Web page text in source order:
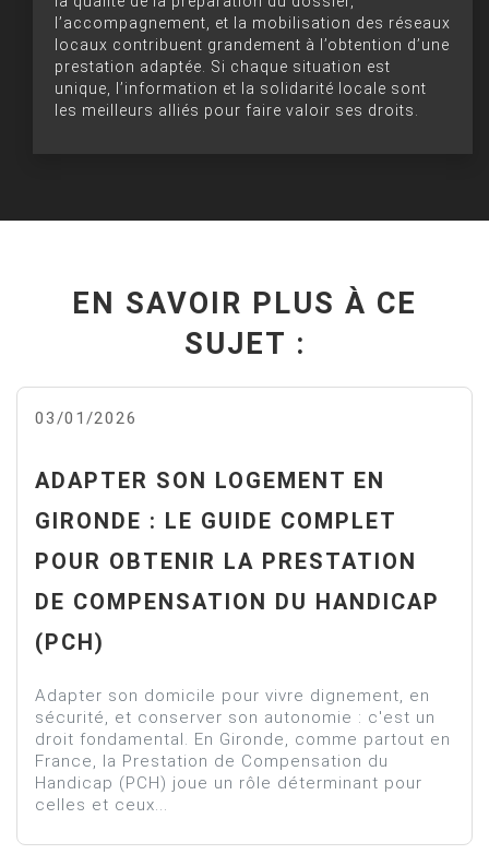
l’accompagnement, et la mobilisation des réseaux
locaux contribuent grandement à l’obtention d’une
prestation adaptée. Si chaque situation est
unique, l’information et la solidarité locale sont
les meilleurs alliés pour faire valoir ses droits.
EN SAVOIR PLUS À CE
SUJET :
03/01/2026
ADAPTER SON LOGEMENT EN
GIRONDE : LE GUIDE COMPLET
POUR OBTENIR LA PRESTATION
DE COMPENSATION DU HANDICAP
(PCH)
Adapter son domicile pour vivre dignement, en
sécurité, et conserver son autonomie : c'est un
droit fondamental. En Gironde, comme partout en
France, la Prestation de Compensation du
Handicap (PCH) joue un rôle déterminant pour
celles et ceux...